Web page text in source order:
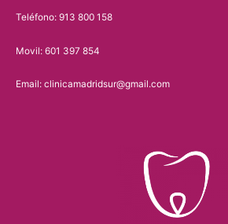
Teléfono: 913 800 158
Movil: 601 397 854
Email: clinicamadridsur@gmail.com